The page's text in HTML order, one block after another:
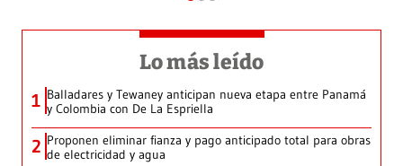
Lo más leído
1 Balladares y Tewaney anticipan nueva etapa entre Panamá
y Colombia con De La Espriella
2 Proponen eliminar fianza y pago anticipado total para obras
de electricidad y agua